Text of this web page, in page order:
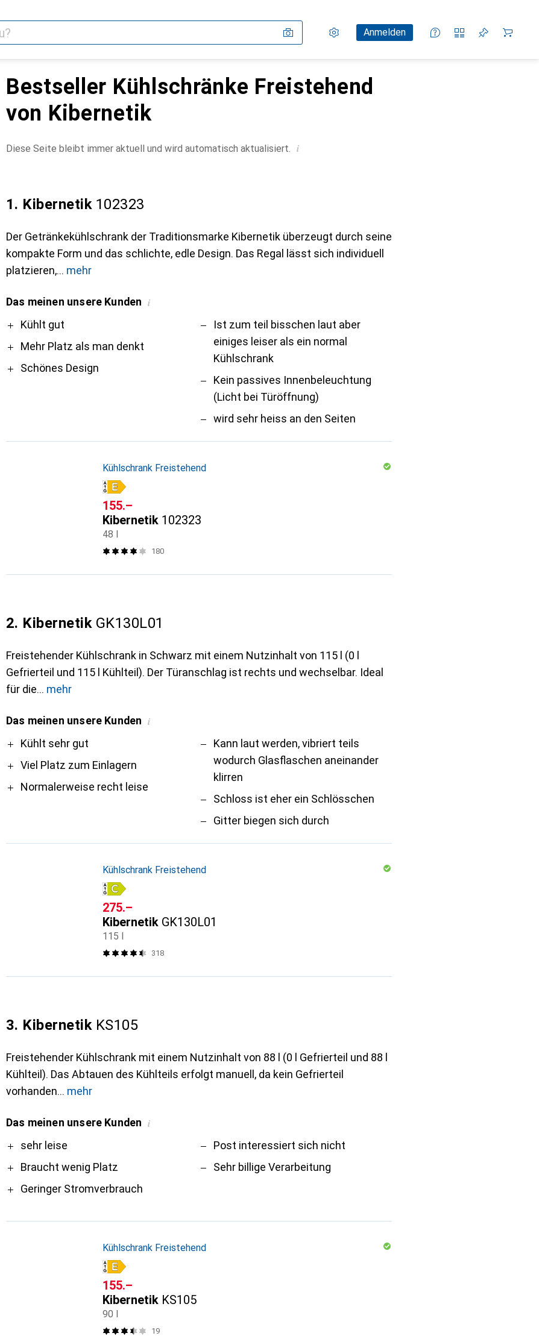
Einstellungen
KundenkontoAnmelden
Vergleichslisten
Merklisten
Warenkorb
Bestseller Kühlschränke Freistehend
von Kibernetik
Diese Seite bleibt immer aktuell und wird automatisch aktualisiert. i
1. Kibernetik102323
Der Getränkekühlschrank der Traditionsmarke Kibernetik überzeugt durch seine
kompakte Form und das schlichte, edle Design. Das Regal lässt sich individuell
platzieren,
mehr
Das meinen unsere Kunden i
ProKühlt gut
Mehr Platz als man denkt
Schönes Design
Contra
Ist zum teil bisschen laut aber
einiges leiser als ein normal
Kühlschrank
Kein passives Innenbeleuchtung
(Licht bei Türöffnung)
wird sehr heiss an den Seiten
Kühlschrank Freistehend
CHF
155.–
Kibernetik 102323
48 l
180
2. KibernetikGK130L01
Freistehender Kühlschrank in Schwarz mit einem Nutzinhalt von 115 l (0 l
Gefrierteil und 115 l Kühlteil). Der Türanschlag ist rechts und wechselbar. Ideal
für die
mehr
Das meinen unsere Kunden i
ProKühlt sehr gut
Viel Platz zum Einlagern
Normalerweise recht leise
Contra
Kann laut werden, vibriert teils
wodurch Glasflaschen aneinander
klirren
Schloss ist eher ein Schlösschen
Gitter biegen sich durch
Kühlschrank Freistehend
CHF
275.–
Kibernetik GK130L01
115 l
318
3. KibernetikKS105
Freistehender Kühlschrank mit einem Nutzinhalt von 88 l (0 l Gefrierteil und 88 l
Kühlteil). Das Abtauen des Kühlteils erfolgt manuell, da kein Gefrierteil
vorhanden
mehr
Das meinen unsere Kunden i
Prosehr leise
Braucht wenig Platz
Geringer Stromverbrauch
Contra
Post interessiert sich nicht
Sehr billige Verarbeitung
Kühlschrank Freistehend
CHF
155.–
Kibernetik KS105
90 l
19